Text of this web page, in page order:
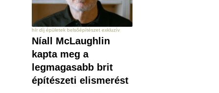
hír díj épületek belsőépítészet exkluzív
Níall McLaughlin
kapta meg a
legmagasabb brit
építészeti elismerést